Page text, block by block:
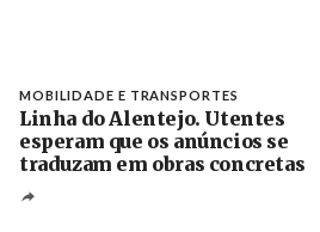
MOBILIDADE E TRANSPORTES
Linha do Alentejo. Utentes
esperam que os anúncios se
traduzam em obras concretas